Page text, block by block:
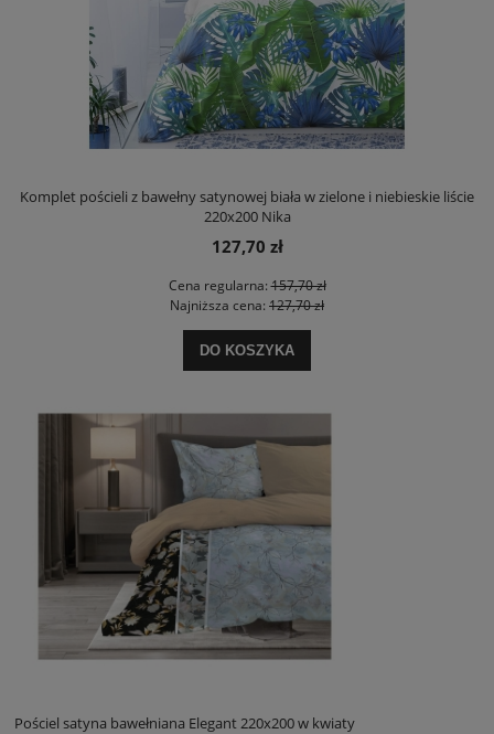
Komplet pościeli z bawełny satynowej biała w zielone i niebieskie liście
220x200 Nika
127,70 zł
Cena regularna:157,70 zł
Najniższa cena: 127,70 zł
DO KOSZYKA
Pościel satyna bawełniana Elegant 220x200 w kwiaty